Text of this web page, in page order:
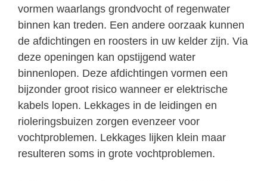
vormen waarlangs grondvocht of regenwater
binnen kan treden. Een andere oorzaak kunnen
de afdichtingen en roosters in uw kelder zijn. Via
deze openingen kan opstijgend water
binnenlopen. Deze afdichtingen vormen een
bijzonder groot risico wanneer er elektrische
kabels lopen. Lekkages in de leidingen en
rioleringsbuizen zorgen evenzeer voor
vochtproblemen. Lekkages lijken klein maar
resulteren soms in grote vochtproblemen.